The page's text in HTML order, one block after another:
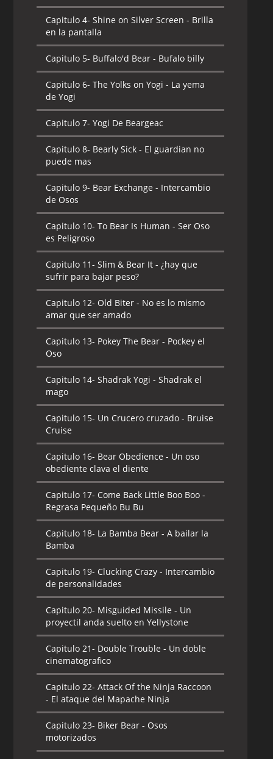
Capitulo 4- Shine on Silver Screen - Brilla
en la pantalla
Capitulo 5- Buffalo'd Bear - Bufalo billy
Capitulo 6- The Yolks on Yogi - La yema
de Yogi
Capitulo 7- Yogi De Beargeac
Capitulo 8- Bearly Sick - El guardian no
puede mas
Capitulo 9- Bear Exchange - Intercambio
de Osos
Capitulo 10- To Bear Is Human - Ser Oso
es Peligroso
Capitulo 11- Slim & Bear It - ¿hay que
sufrir para bajar peso?
Capitulo 12- Old Biter - No es lo mismo
amar que ser amado
Capitulo 13- Pokey The Bear - Pockey el
Oso
Capitulo 14- Shadrak Yogi - Shadrak el
mago
Capitulo 15- Un Crucero cruzado - Bruise
Cruise
Capitulo 16- Bear Obedience - Un oso
obediente clava el diente
Capitulo 17- Come Back Little Boo Boo -
Regrasa Pequeño Bu Bu
Capitulo 18- La Bamba Bear - A bailar la
Bamba
Capitulo 19- Clucking Crazy - Intercambio
de personalidades
Capitulo 20- Misguided Missile - Un
proyectil anda suelto en Yellystone
Capitulo 21- Double Trouble - Un doble
cinematografico
Capitulo 22- Attack Of the Ninja Raccoon
- El ataque del Mapache Ninja
Capitulo 23- Biker Bear - Osos
motorizados